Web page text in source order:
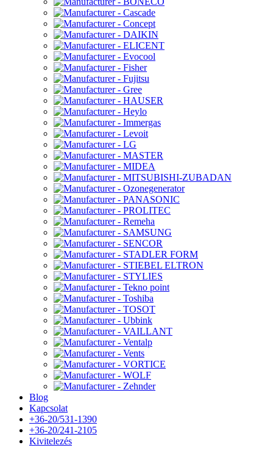
Blog
Kapcsolat
+36-20/531-1390
+36-20/241-2105
Kivitelezés